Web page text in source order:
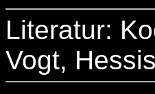
Literatur:
Vogt,